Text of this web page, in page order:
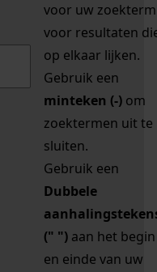
voor uw zoekterm
voor resultaten
op elkaar lijken.
Gebruik een
minteken (-) om
zoektermen uit te
sluiten.
Gebruik een
Dubbele
(" ") aan het begin
en einde van uw